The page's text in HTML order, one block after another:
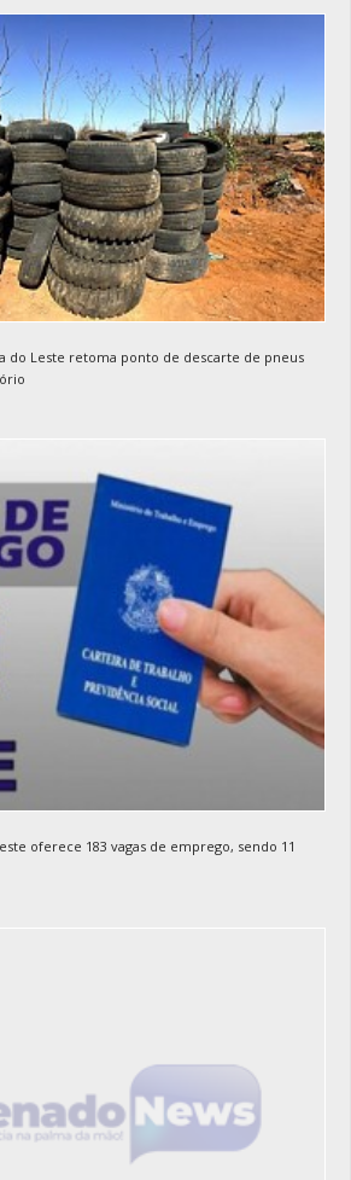
do Leste retoma ponto de descarte de pneus
oferece 183 vagas de emprego, sendo 11